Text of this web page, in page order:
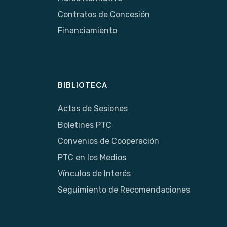
Contratos de Concesión
Financiamiento
BIBLIOTECA
Actas de Sesiones
Boletines PTC
Convenios de Cooperación
PTC en los Medios
Vínculos de Interés
Seguimiento de Recomendaciones